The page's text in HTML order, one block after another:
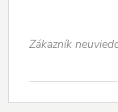
Zákazník